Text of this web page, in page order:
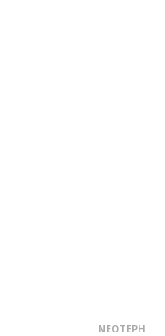
ΝΕΌΤΕΡΗ